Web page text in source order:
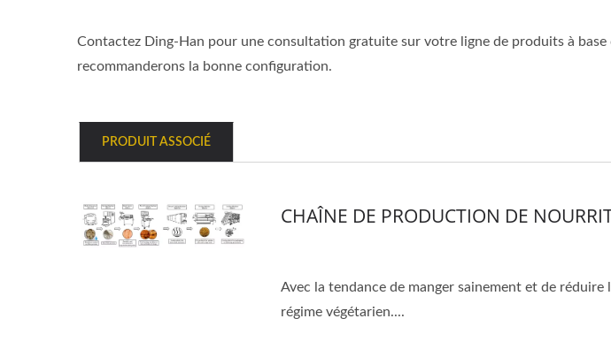
Contactez Ding-Han pour une consultation gratuite sur votre ligne de produits à
recommanderons la bonne configuration.
PRODUIT ASSOCIÉ
CHAÎNE DE PRODUCTION DE
Avec la tendance de manger sainement et de
régime végétarien....